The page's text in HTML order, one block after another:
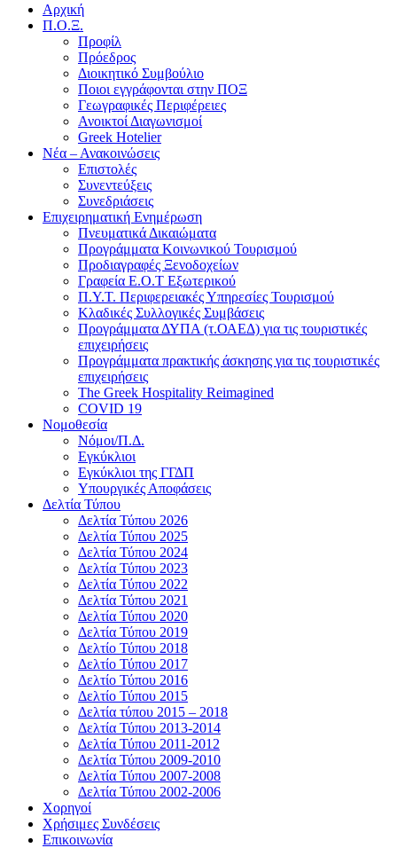
Αρχική
Π.Ο.Ξ.
Προφίλ
Πρόεδρος
Διοικητικό Συμβούλιο
Ποιοι εγγράφονται στην ΠΟΞ
Γεωγραφικές Περιφέρειες
Ανοικτοί Διαγωνισμoί
Greek Hotelier
Νέα – Ανακοινώσεις
Επιστολές
Συνεντεύξεις
Συνεδριάσεις
Επιχειρηματική Ενημέρωση
Πνευματικά Δικαιώματα
Προγράμματα Κοινωνικού Τουρισμού
Προδιαγραφές Ξενοδοχείων
Γραφεία Ε.Ο.Τ Εξωτερικού
Π.Υ.Τ. Περιφερειακές Υπηρεσίες Τουρισμού
Κλαδικές Συλλογικές Συμβάσεις
Προγράμματα ΔΥΠΑ (τ.ΟΑΕΔ) για τις τουριστικές
επιχειρήσεις
Προγράμματα πρακτικής άσκησης για τις τουριστικές
επιχειρήσεις
The Greek Hospitality Reimagined
COVID 19
Νομοθεσία
Νόμοι/Π.Δ.
Εγκύκλιοι
Εγκύκλιοι της ΓΓΔΠ
Υπουργικές Αποφάσεις
Δελτία Τύπου
Δελτία Τύπου 2026
Δελτία Τύπου 2025
Δελτία Τύπου 2024
Δελτία Τύπου 2023
Δελτία Τύπου 2022
Δελτία Τύπου 2021
Δελτία Τύπου 2020
Δελτία Τύπου 2019
Δελτίο Τύπου 2018
Δελτίο Τύπου 2017
Δελτίο Τύπου 2016
Δελτίο Τύπου 2015
Δελτία τύπου 2015 – 2018
Δελτία Τύπου 2013-2014
Δελτία Τύπου 2011-2012
Δελτία Τύπου 2009-2010
Δελτία Τύπου 2007-2008
Δελτία Τύπου 2002-2006
Χορηγοί
Χρήσιμες Συνδέσεις
Επικοινωνία